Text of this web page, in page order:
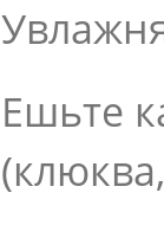
Ешьте